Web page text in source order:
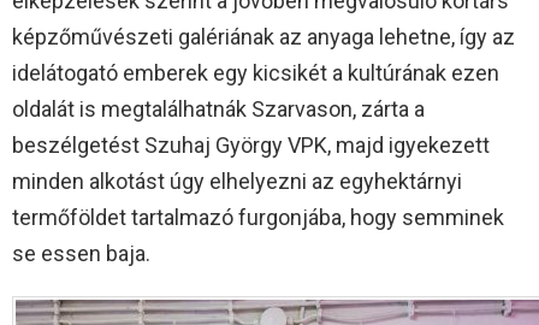
képzőművészeti galériának az anyaga lehetne, így az
idelátogató emberek egy kicsikét a kultúrának ezen
oldalát is megtalálhatnák Szarvason, zárta a
beszélgetést Szuhaj György VPK, majd igyekezett
minden alkotást úgy elhelyezni az egyhektárnyi
termőföldet tartalmazó furgonjába, hogy semminek
se essen baja.